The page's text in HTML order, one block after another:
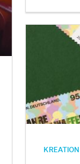
KREATION